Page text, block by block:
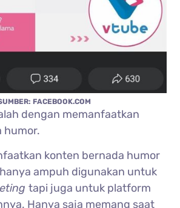
FACEBOOK.COM
dengan memanfaatkan
humor.
konten bernada humor
ampuh digunakan untuk
tapi juga untuk platform
Hanya saja memang saat